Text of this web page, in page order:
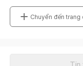
Chuyển đến